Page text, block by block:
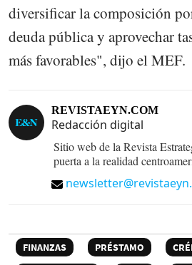
diversificar la composición
deuda pública y aprovechar
más favorables", dijo el MEF.
REVISTAEYN.COM
Redacción digital
Sitio web de la Revista
puerta a la realidad
FINANZAS PRÉSTAMO